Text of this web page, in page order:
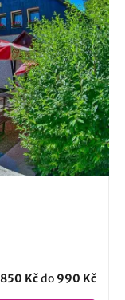
850 Kčdo 990 Kč